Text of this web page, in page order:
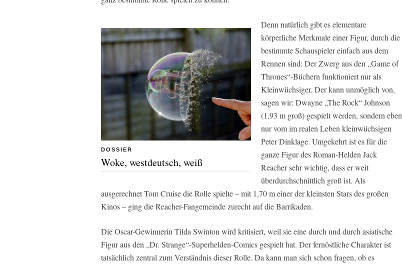
DOSSIER
Woke, westdeutsch, weiß
Denn natürlich gibt es elementare
körperliche Merkmale einer Figur, durch die
bestimmte Schauspieler einfach aus dem
Rennen sind: Der Zwerg aus den „Game of
Thrones“-Büchern funktioniert nur als
Kleinwüchsiger. Der kann unmöglich von,
sagen wir: Dwayne „The Rock“ Johnson
(1,93 m groß) gespielt werden, sondern eben
nur vom im realen Leben kleinwüchsigen
Peter Dinklage. Umgekehrt ist es für die
ganze Figur des Roman-Helden Jack
Reacher sehr wichtig, dass er weit
überdurchschnittlich groß ist. Als
ausgerechnet Tom Cruise die Rolle spielte – mit 1,70 m einer der kleinsten Stars des großen
Kinos – ging die Reacher-Fangemeinde zurecht auf die Barrikaden.
Die Oscar-Gewinnerin Tilda Swinton wird kritisiert, weil sie eine durch und durch asiatische
Figur aus den „Dr. Strange“-Superhelden-Comics gespielt hat. Der fernöstliche Charakter ist
tatsächlich zentral zum Verständnis dieser Rolle. Da kann man sich schon fragen, ob es